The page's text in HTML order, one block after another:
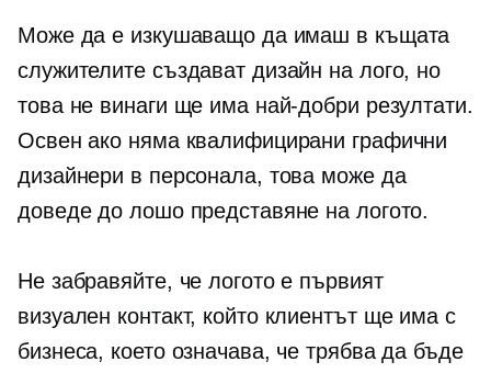
Може да е изкушаващо да имаш в къщата
служителите създават дизайн на лого, но
това не винаги ще има най-добри резултати.
Освен ако няма квалифицирани графични
дизайнери в персонала, това може да
доведе до лошо представяне на логото.
Не забравяйте, че логото е първият
визуален контакт, който клиентът ще има с
бизнеса, което означава, че трябва да бъде